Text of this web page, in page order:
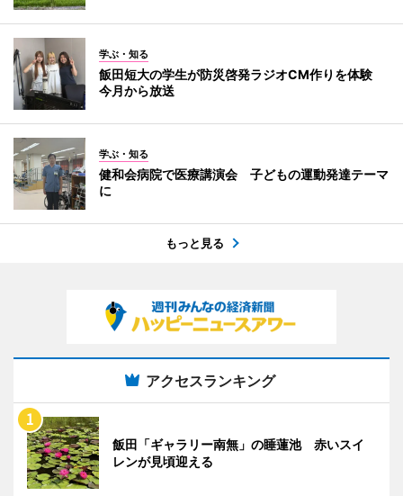
学ぶ・知る
飯田短大の学生が防災啓発ラジオCM作りを体験
今月から放送
学ぶ・知る
健和会病院で医療講演会 子どもの運動発達テーマ
に
もっと見る
アクセスランキング
飯田「ギャラリー南無」の睡蓮池 赤いスイ
レンが見頃迎える